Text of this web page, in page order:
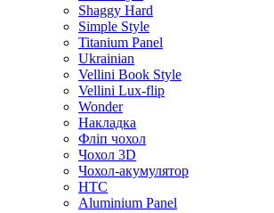
Shaggy Hard
Simple Style
Titanium Panel
Ukrainian
Vellini Book Style
Vellini Lux-flip
Wonder
Накладка
Фліп чохол
Чохол 3D
Чохол-акумулятор
HTC
Aluminium Panel